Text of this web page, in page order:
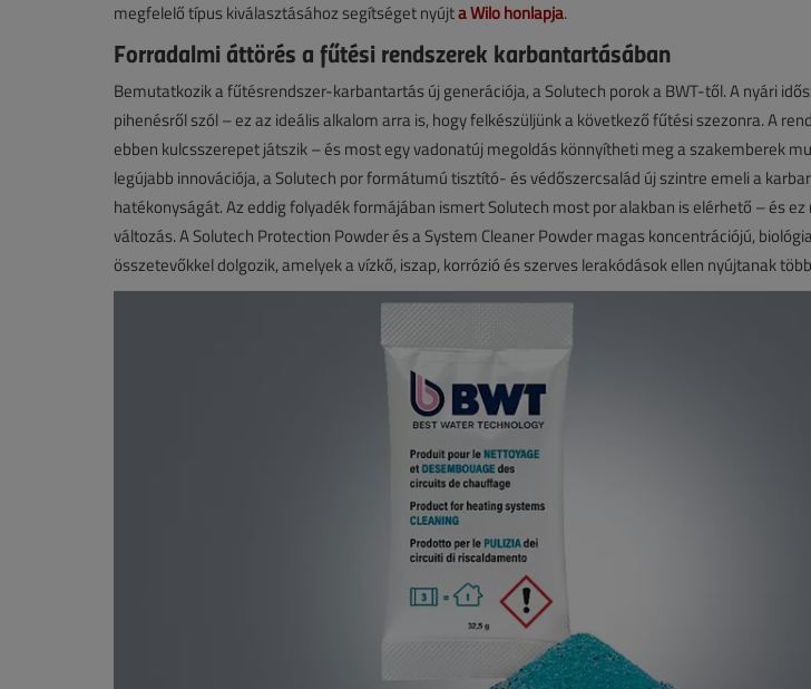
megfelelő típus kiválasztásához segítséget nyújta Wilo honlapja.
Forradalmi áttörés a fűtési rendszerek karbantartásában
Bemutatkozik a fűtésrendszer-karbantartás új generációja, a Solutech porok a BWT-től. A nyári
pihenésről szól – ez az ideális alkalom arra is, hogy felkészüljünk a következő fűtési szezonra. A
ebben kulcsszerepet játszik – és most egy vadonatúj megoldás könnyítheti meg a szakemberek
legújabb innovációja, a Solutech por formátumú tisztító- és védőszercsalád új szintre emeli a
hatékonyságát. Az eddig folyadék formájában ismert Solutech most por alakban is elérhető – és
változás. A Solutech Protection Powder és a System Cleaner Powder magas koncentrációjú,
összetevőkkel dolgozik, amelyek a vízkő, iszap, korrózió és szerves lerakódások ellen nyújtanak